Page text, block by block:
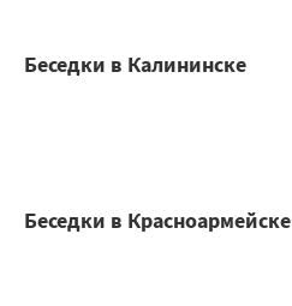
Беседки в Калининске
Беседки в Красноармейске